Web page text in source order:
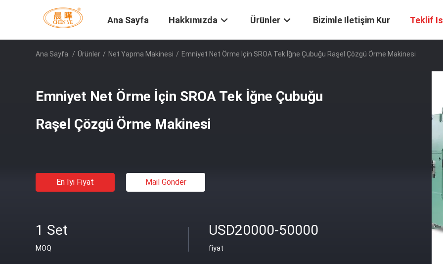
Ana Sayfa Hakkımızda Ürünler Bizimle Iletişim Kur Teklif
Ana Sayfa / Ürünler / Net Yapma Makinesi / Emniyet Net Örme İçin SROA Tek İğne Çubuğu Raşel Çözgü Örme Makinesi
Emniyet Net Örme İçin SROA Tek İğne Çubuğu
Raşel Çözgü Örme Makinesi
En Iyi Fiyat Mail Gönder
1 Set
MOQ
USD20000-50000
fiyat